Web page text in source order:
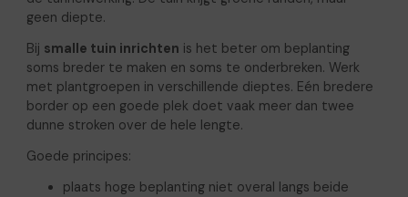
geen diepte.
Bij smalle tuin inrichten is het beter om beplanting
soms breder te maken en soms te onderbreken. Werk
met plantgroepen in verschillende dieptes. Eén bredere
border op een goede plek doet vaak meer dan twee
dunne stroken over de hele lengte.
Goede principes:
plaats hoge beplanting niet overal langs beide